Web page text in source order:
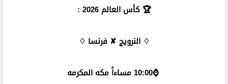
🏆 كأس العالم 2026 :
♢ النرويج ✘ فرنسا ♢
⌚️10:00 مساءاً مكه المكرمه